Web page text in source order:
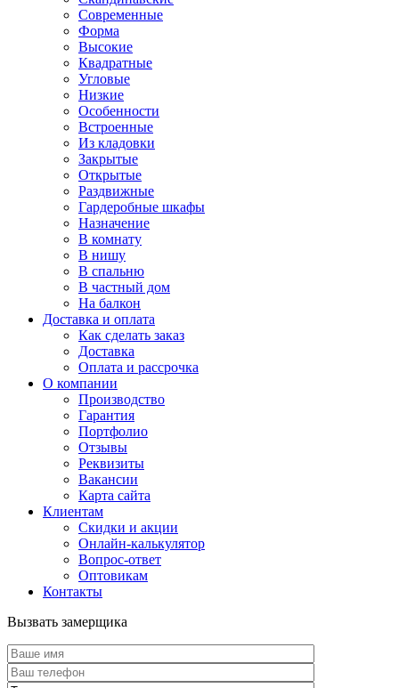
Современные
Форма
Высокие
Квадратные
Угловые
Низкие
Особенности
Встроенные
Из кладовки
Закрытые
Открытые
Раздвижные
Гардеробные шкафы
Назначение
В комнату
В нишу
В спальню
В частный дом
На балкон
Доставка и оплата
Как сделать заказ
Доставка
Оплата и рассрочка
О компании
Производство
Гарантия
Портфолио
Отзывы
Реквизиты
Вакансии
Карта сайта
Клиентам
Скидки и акции
Онлайн-калькулятор
Вопрос-ответ
Оптовикам
Контакты
Вызвать замерщика